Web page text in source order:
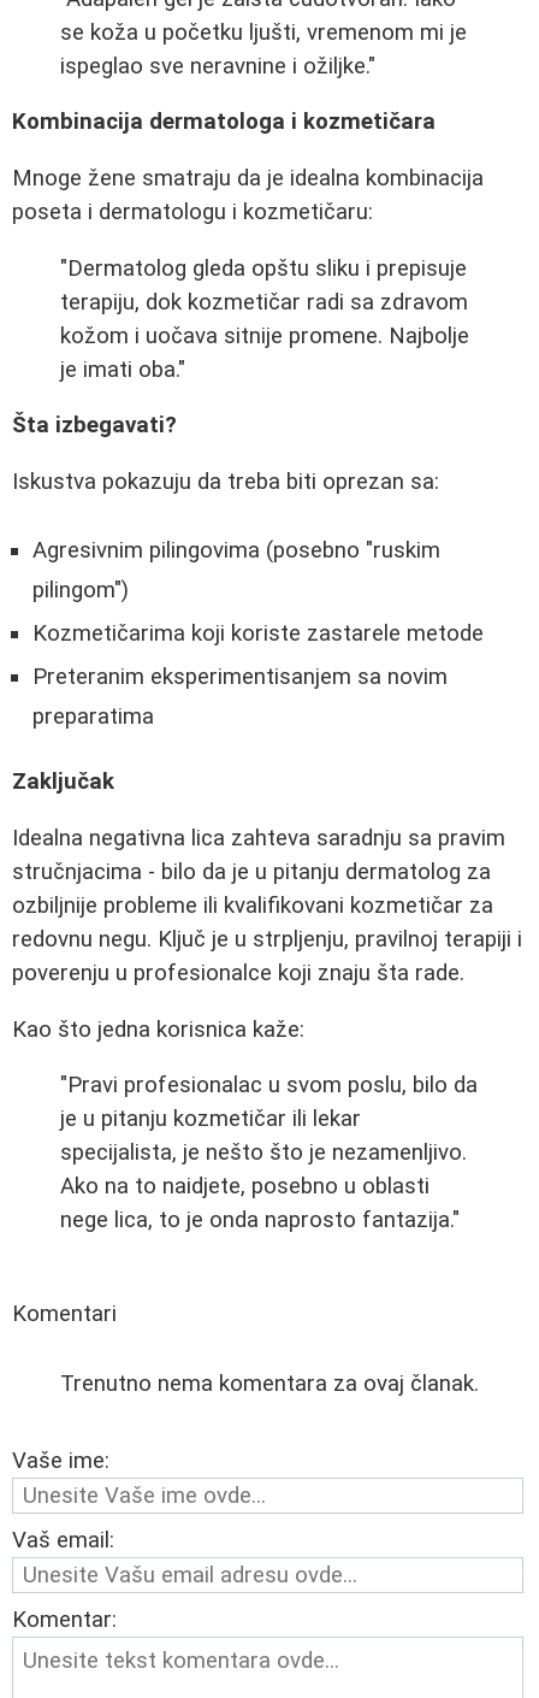
se koža u početku ljušti, vremenom mi je
ispeglao sve neravnine i ožiljke."
Kombinacija dermatologa i kozmetičara
Mnoge žene smatraju da je idealna kombinacija
poseta i dermatologu i kozmetičaru:
"Dermatolog gleda opštu sliku i prepisuje
terapiju, dok kozmetičar radi sa zdravom
kožom i uočava sitnije promene. Najbolje
je imati oba."
Šta izbegavati?
Iskustva pokazuju da treba biti oprezan sa:
Agresivnim pilingovima (posebno "ruskim
pilingom")
Kozmetičarima koji koriste zastarele metode
Preteranim eksperimentisanjem sa novim
preparatima
Zaključak
Idealna negativna lica zahteva saradnju sa pravim
stručnjacima - bilo da je u pitanju dermatolog za
ozbiljnije probleme ili kvalifikovani kozmetičar za
redovnu negu. Ključ je u strpljenju, pravilnoj terapiji i
poverenju u profesionalce koji znaju šta rade.
Kao što jedna korisnica kaže:
"Pravi profesionalac u svom poslu, bilo da
je u pitanju kozmetičar ili lekar
specijalista, je nešto što je nezamenljivo.
Ako na to naidjete, posebno u oblasti
nege lica, to je onda naprosto fantazija."
Komentari
Trenutno nema komentara za ovaj članak.
Vaše ime:
Vaš email:
Komentar: